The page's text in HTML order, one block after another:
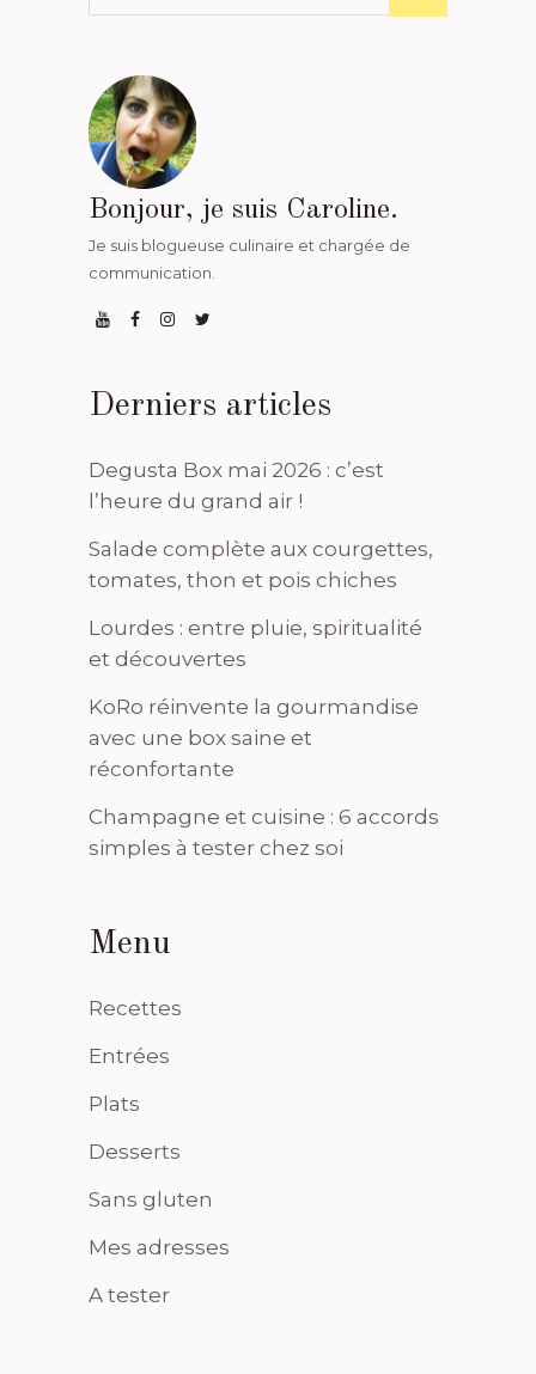
Bonjour, je suis Caroline.
Je suis blogueuse culinaire et chargée de
communication.
Derniers articles
Degusta Box mai 2026 : c’est
l’heure du grand air !
Salade complète aux courgettes,
tomates, thon et pois chiches
Lourdes : entre pluie, spiritualité
et découvertes
KoRo réinvente la gourmandise
avec une box saine et
réconfortante
Champagne et cuisine : 6 accords
simples à tester chez soi
Menu
Recettes
Entrées
Plats
Desserts
Sans gluten
Mes adresses
A tester